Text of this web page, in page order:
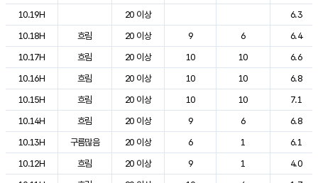
10.19H
20 이상
6.3
10.18H
흐림 20 이상 9 6
6.4
10.17H
흐림 20 이상 10 10
6.6
10.16H
흐림 20 이상 10 10
6.8
10.15H
흐림 20 이상 10 10
7.1
10.14H
흐림 20 이상 9 6
6.8
10.13H
구름많음 20 이상 6 1
6.1
10.12H
흐림 20 이상 9 1
4.0